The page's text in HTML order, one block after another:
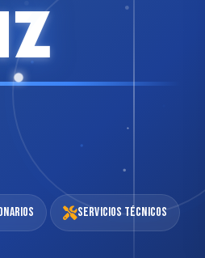
Servicios Técnicos